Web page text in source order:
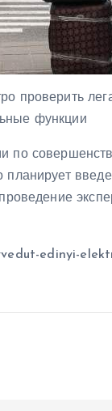
проверить
функции
по
edinyi-